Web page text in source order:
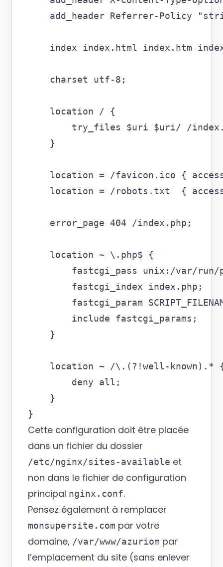
add_header Referrer-Policy
index index.html index.htm
    charset utf-8;
    location / {
try_files $uri $uri/ /
    }
location = /favicon.ico {
location = /robots.txt  {
    error_page 404 /index.php;
    location ~ \.php$ {
fastcgi_pass unix:/var/
        fastcgi_index index.php;
fastcgi_param
        include fastcgi_params;
    }
location ~ /\.(?!well-known).*
        deny all;
    }
Cette configuration doit être placée
dans un fichier du dossier
/etc/nginx/sites-available et
non dans le fichier de configuration
principal nginx.conf.
Pensez également à remplacer
monsupersite.com par votre
domaine, /var/www/azuriom par
l’emplacement du site (sans enlever